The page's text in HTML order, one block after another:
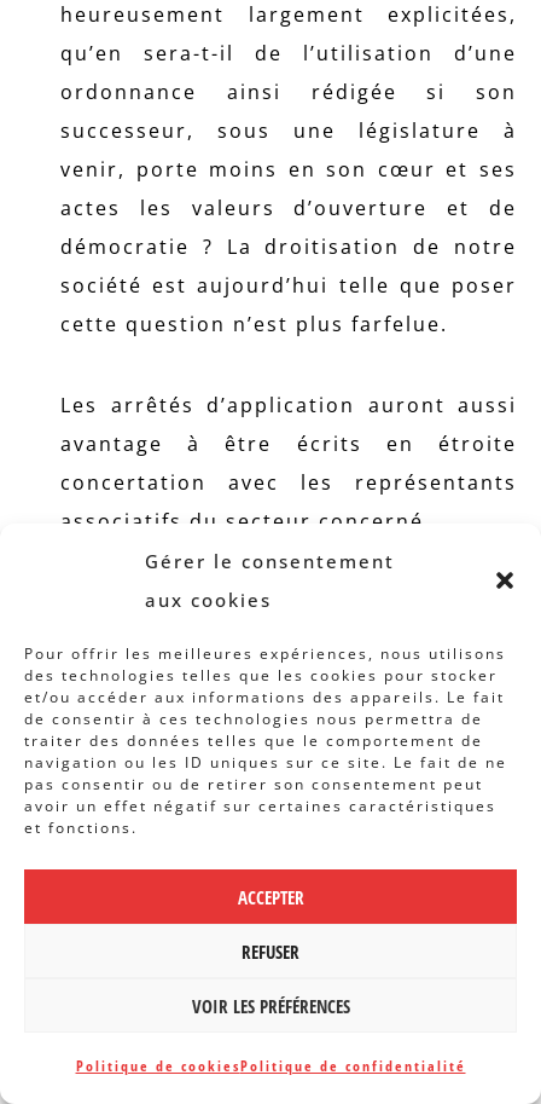
Gérer le consentement
aux cookies
Pour offrir les meilleures expériences, nous utilisons
des technologies telles que les cookies pour stocker
et/ou accéder aux informations des appareils. Le fait
de consentir à ces technologies nous permettra de
traiter des données telles que le comportement de
navigation ou les ID uniques sur ce site. Le fait de ne
pas consentir ou de retirer son consentement peut
avoir un effet négatif sur certaines caractéristiques
et fonctions.
ACCEPTER
REFUSER
VOIR LES PRÉFÉRENCES
Politique de cookiesPolitique de confidentialité
heureusement largement explicitées,
qu’en sera-t-il de l’utilisation d’une
ordonnance ainsi rédigée si son
successeur, sous une législature à
venir, porte moins en son cœur et ses
actes les valeurs d’ouverture et de
démocratie ? La droitisation de notre
société est aujourd’hui telle que poser
cette question n’est plus farfelue.
Les arrêtés d’application auront aussi
avantage à être écrits en étroite
concertation avec les représentants
associatifs du secteur concerné.
il s’agira d’être attentif à ce
n’oseront pas se présenter au futur
Bureau d’insertion sociale – BIS(ah,
cette dénomination …) ou qui
refuseront l’enregistrement des «
données obligatoires »
du CBCS (21/04/2017)